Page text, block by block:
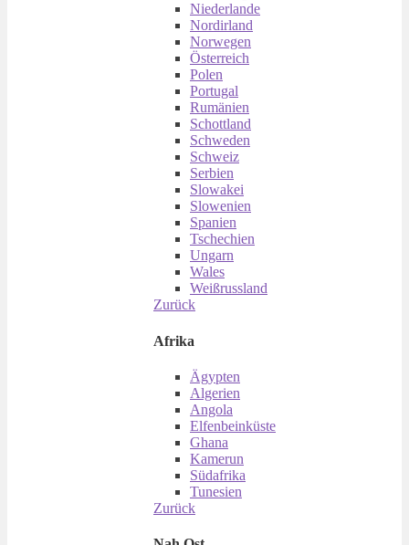
Niederlande
Nordirland
Norwegen
Österreich
Polen
Portugal
Rumänien
Schottland
Schweden
Schweiz
Serbien
Slowakei
Slowenien
Spanien
Tschechien
Ungarn
Wales
Weißrussland
Zurück
Afrika
Ägypten
Algerien
Angola
Elfenbeinküste
Ghana
Kamerun
Südafrika
Tunesien
Zurück